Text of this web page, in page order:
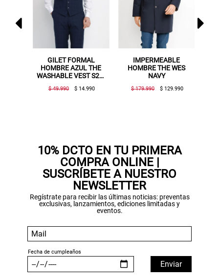
IMPERMEABLE
HOMBRE THE WES
NAVY
$ 129.990
ABRIGO HOMBRE THE
JACKIE COAT MOCCA
$ 179.990 $ 99.990
GILET
HOMBRE AZUL
$ 49.990
10% DCTO EN TU PRIMERA
COMPRA ONLINE |
SUSCRÍBETE A NUESTRO
NEWSLETTER
Regístrate para recibir las últimas noticias: preventas
exclusivas, lanzamientos, ediciones limitadas y
eventos.